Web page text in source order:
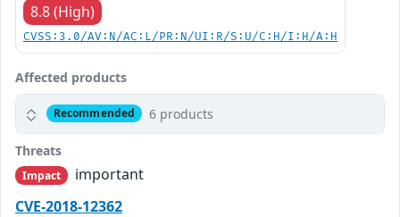
8.8 (High)
CVSS:3.0/AV:N/AC:L/PR:N/UI:R/S:U/C:H/I:H/A:H
Affected products
Recommended 6 products
Threats
Impact
important
CVE-2018-12362